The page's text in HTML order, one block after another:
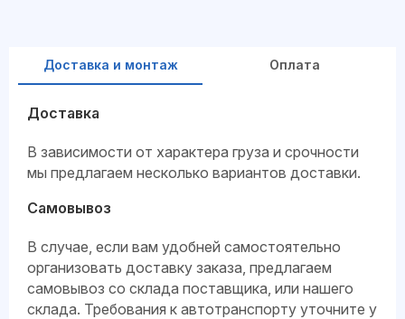
Доставка и монтаж Оплата
Доставка
В зависимости от характера груза и срочности
мы предлагаем несколько вариантов доставки.
Самовывоз
В случае, если вам удобней самостоятельно
организовать доставку заказа, предлагаем
самовывоз со склада поставщика, или нашего
склада. Требования к автотранспорту уточните у